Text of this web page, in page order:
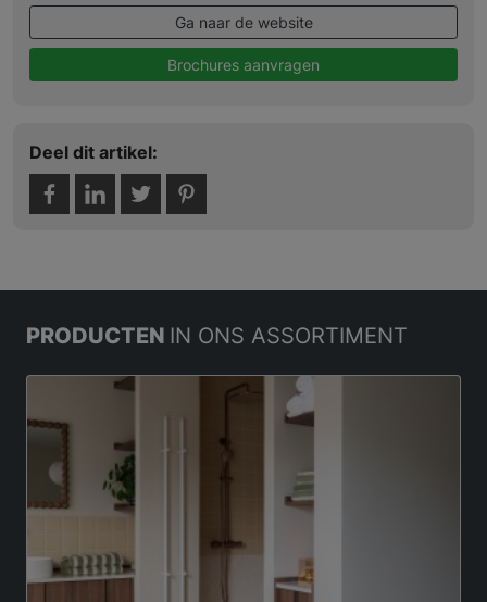
Ga naar de website
Brochures aanvragen
Deel dit artikel:
PRODUCTEN IN ONS ASSORTIMENT